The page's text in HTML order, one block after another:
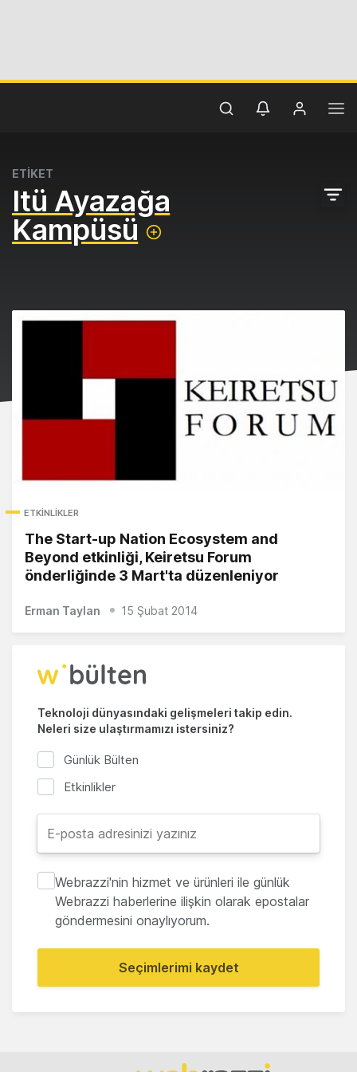
ETİKET
Itü Ayazağa
Kampüsü
ETKINLIKLER
The Start-up Nation Ecosystem and
Beyond etkinliği, Keiretsu Forum
önderliğinde 3 Mart'ta düzenleniyor
Erman Taylan 15 Şubat 2014
Teknoloji dünyasındaki gelişmeleri takip edin.
Neleri size ulaştırmamızı istersiniz?
Günlük Bülten
Etkinlikler
Webrazzi'nin hizmet ve ürünleri ile günlük
Webrazzi haberlerine ilişkin olarak epostalar
göndermesini onaylıyorum.
Seçimlerimi kaydet